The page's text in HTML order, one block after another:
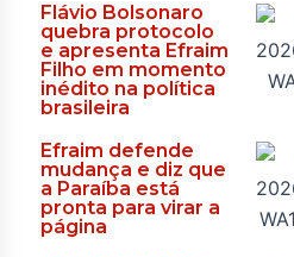
Flávio Bolsonaro
quebra protocolo
e apresenta Efraim
Filho em momento
inédito na política
brasileira
Efraim defende
mudança e diz que
a Paraíba está
pronta para virar a
página